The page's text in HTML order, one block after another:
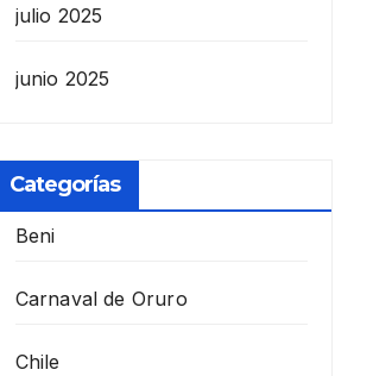
julio 2025
junio 2025
Categorías
Beni
Carnaval de Oruro
Chile